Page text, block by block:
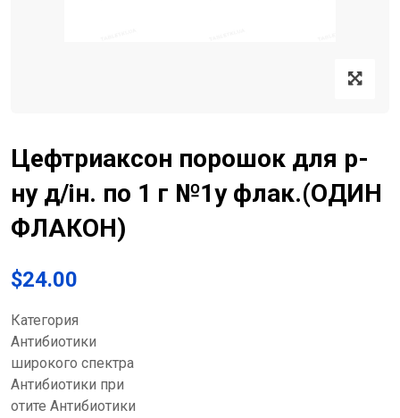
Цефтриаксон порошок для р-
ну д/ін. по 1 г №1у флак.(ОДИН
ФЛАКОН)
$24.00
Категория
Антибиотики
широкого спектра
Антибиотики при
отите Антибиотики